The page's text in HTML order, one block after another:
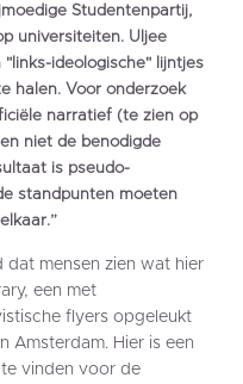
Studentenpartij,
universiteiten. Uljee
ideologische" lijntjes
halen. Voor onderzoek
narratief (te zien op
niet de benodigde
is pseudo-
standpunten moeten
dat mensen zien wat hier
een met
flyers opgeleukt
Amsterdam. Hier is een
vinden voor de